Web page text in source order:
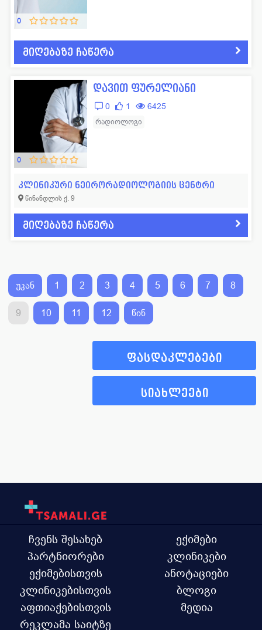
0
მიღებაზე ჩაწერა
0
დავით ფურელიანი
0 1 6425
რადიოლოგი
კლინიკური ნეირორადიოლოგიის ცენტრი
წინანდლის ქ. 9
მიღებაზე ჩაწერა
უკან 1 2 3 4 5 6 7 8
9 10 11 12 წინ
ფასდაკლებები
სიახლეები
ჩვენს შესახებ
პარტნიორები
ექიმებისთვის
კლინიკებისთვის
აფთიაქებისთვის
რეკლამა საიტზე
ექიმები
კლინიკები
ანოტაციები
ბლოგი
მედია